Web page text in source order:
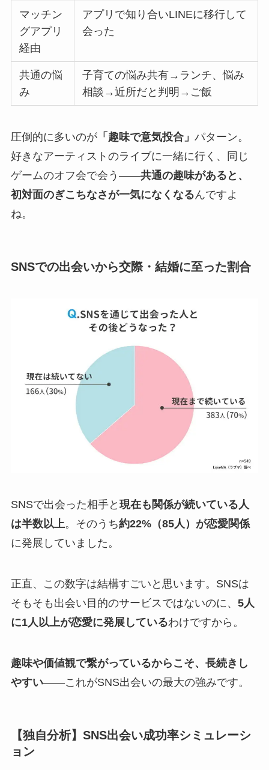
マッチン
グアプリ
経由
アプリで知り合いLINEに移行して
会った
共通の悩
み
子育ての悩み共有→ランチ、悩み
相談→近所だと判明→ご飯
圧倒的に多いのが「趣味で意気投合」 パターン。
好きなアーティストのライブに一緒に行く、同じ
ゲームのオフ会で会う——共通の趣味があると、
初対面のぎこちなさが一気になくなるんですよ
ね。
SNSでの出会いから交際・結婚に至った割合
SNSで出会った相手と 現在も関係が続いている人
は半数以上。そのうち約22%（85人）が恋愛関係
に発展していました。
正直、この数字は結構すごいと思います。SNSは
そもそも出会い目的のサービスではないのに、 5人
に1人以上が恋愛に発展しているわけですから。
趣味や価値観で繋がっているからこそ、長続きし
やすい——これがSNS出会いの最大の強みです。
【独自分析】SNS出会い成功率シミュレーシ
ョン